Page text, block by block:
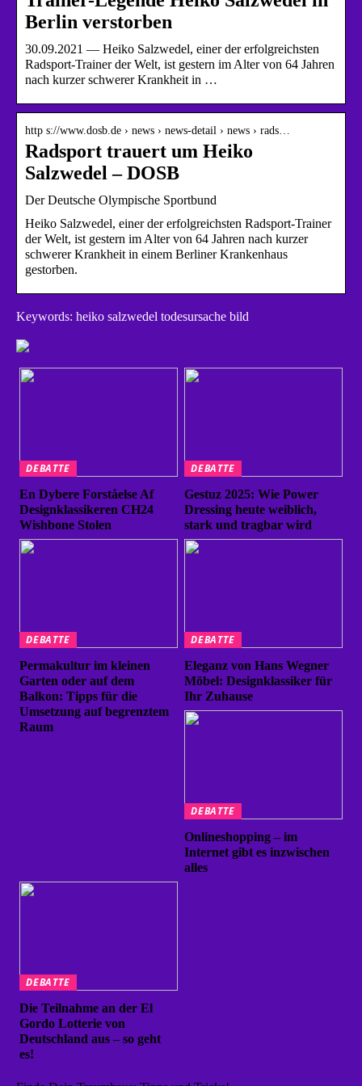
Berlin verstorben
30.09.2021 — Heiko Salzwedel, einer der erfolgreichsten
Radsport-Trainer der Welt, ist gestern im Alter von 64 Jahren
nach kurzer schwerer Krankheit in …
http s://www.dosb.de › news › news-detail › news › rads…
Radsport trauert um Heiko
Salzwedel – DOSB
Der Deutsche Olympische Sportbund
Heiko Salzwedel, einer der erfolgreichsten Radsport-Trainer
der Welt, ist gestern im Alter von 64 Jahren nach kurzer
schwerer Krankheit in einem Berliner Krankenhaus
gestorben.
Keywords: heiko salzwedel todesursache bild
DEBATTE
En Dybere Forståelse Af
Designklassikeren CH24
Wishbone Stolen
DEBATTE
Gestuz 2025: Wie Power
Dressing heute weiblich,
stark und tragbar wird
DEBATTE
Permakultur im kleinen
Garten oder auf dem
Balkon: Tipps für die
Umsetzung auf begrenztem
Raum
DEBATTE
Eleganz von Hans Wegner
Möbel: Designklassiker für
Ihr Zuhause
DEBATTE
Onlineshopping – im
Internet gibt es inzwischen
alles
DEBATTE
Die Teilnahme an der El
Gordo Lotterie von
Deutschland aus – so geht
es!